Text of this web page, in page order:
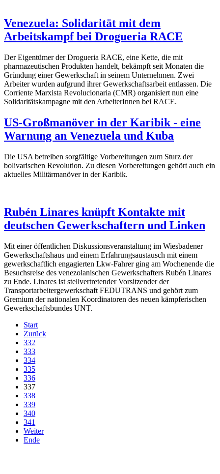
Venezuela: Solidarität mit dem
Arbeitskampf bei Drogueria RACE
Der Eigentümer der Drogueria RACE, eine Kette, die mit
pharmazeutischen Produkten handelt, bekämpft seit Monaten die
Gründung einer Gewerkschaft in seinem Unternehmen. Zwei
Arbeiter wurden aufgrund ihrer Gewerkschaftsarbeit entlassen. Die
Corriente Marxista Revolucionaria (CMR) organisiert nun eine
Solidaritätskampagne mit den ArbeiterInnen bei RACE.
US-Großmanöver in der Karibik - eine
Warnung an Venezuela und Kuba
Die USA betreiben sorgfältige Vorbereitungen zum Sturz der
bolivarischen Revolution. Zu diesen Vorbereitungen gehört auch ein
aktuelles Militärmanöver in der Karibik.
Rubén Linares knüpft Kontakte mit
deutschen Gewerkschaftern und Linken
Mit einer öffentlichen Diskussionsveranstaltung im Wiesbadener
Gewerkschaftshaus und einem Erfahrungsaustausch mit einem
gewerkschaftlich engagierten Lkw-Fahrer ging am Wochenende die
Besuchsreise des venezolanischen Gewerkschafters Rubén Linares
zu Ende. Linares ist stellvertretender Vorsitzender der
Transportarbeitergewerkschaft FEDUTRANS und gehört zum
Gremium der nationalen Koordinatoren des neuen kämpferischen
Gewerkschaftsbundes UNT.
Start
Zurück
332
333
334
335
336
337
338
339
340
341
Weiter
Ende